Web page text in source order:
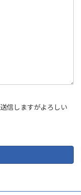
信しますがよろしい